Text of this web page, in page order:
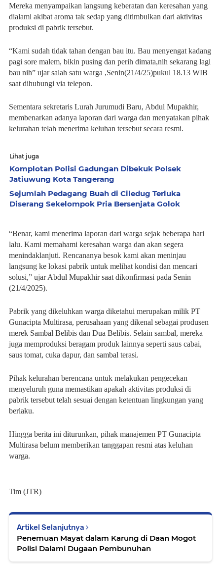
Mereka menyampaikan langsung keberatan dan keresahan yang
dialami akibat aroma tak sedap yang ditimbulkan dari aktivitas
produksi di pabrik tersebut.
“Kami sudah tidak tahan dengan bau itu. Bau menyengat kadang
pagi sore malem, bikin pusing dan perih dimata,nih sekarang lagi
bau nih” ujar salah satu warga ,Senin(21/4/25)pukul 18.13 WIB
saat dihubungi via telepon.
Sementara sekretaris Lurah Jurumudi Baru, Abdul Mupakhir,
membenarkan adanya laporan dari warga dan menyatakan pihak
kelurahan telah menerima keluhan tersebut secara resmi.
Lihat juga
Komplotan Polisi Gadungan Dibekuk Polsek
Jatiuwung Kota Tangerang
Sejumlah Pedagang Buah di Ciledug Terluka
Diserang Sekelompok Pria Bersenjata Golok
“Benar, kami menerima laporan dari warga sejak beberapa hari
lalu. Kami memahami keresahan warga dan akan segera
menindaklanjuti. Rencananya besok kami akan meninjau
langsung ke lokasi pabrik untuk melihat kondisi dan mencari
solusi,” ujar Abdul Mupakhir saat dikonfirmasi pada Senin
(21/4/2025).
Pabrik yang dikeluhkan warga diketahui merupakan milik PT
Gunacipta Multirasa, perusahaan yang dikenal sebagai produsen
merek Sambal Belibis dan Dua Belibis. Selain sambal, mereka
juga memproduksi beragam produk lainnya seperti saus cabai,
saus tomat, cuka dapur, dan sambal terasi.
Pihak kelurahan berencana untuk melakukan pengecekan
menyeluruh guna memastikan apakah aktivitas produksi di
pabrik tersebut telah sesuai dengan ketentuan lingkungan yang
berlaku.
Hingga berita ini diturunkan, pihak manajemen PT Gunacipta
Multirasa belum memberikan tanggapan resmi atas keluhan
warga.
Tim (JTR)
Artikel Selanjutnya
Penemuan Mayat dalam Karung di Daan Mogot
Polisi Dalami Dugaan Pembunuhan